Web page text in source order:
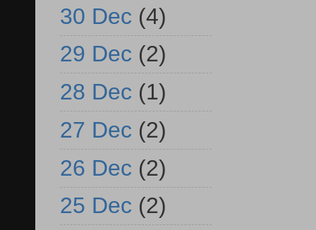
30 Dec (4)
29 Dec (2)
28 Dec (1)
27 Dec (2)
26 Dec (2)
25 Dec (2)